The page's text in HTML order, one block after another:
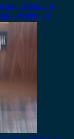
– Ασημί – Α